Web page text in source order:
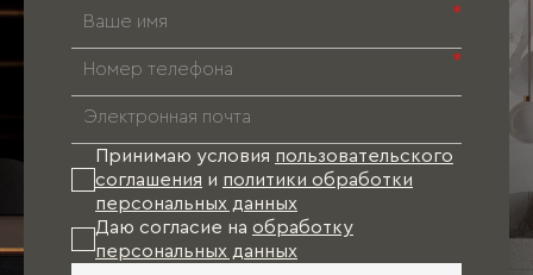
*
*
Принимаю условия пользовательского
соглашения и политики обработки
персональных данных
Даю согласие на обработку
персональных данных